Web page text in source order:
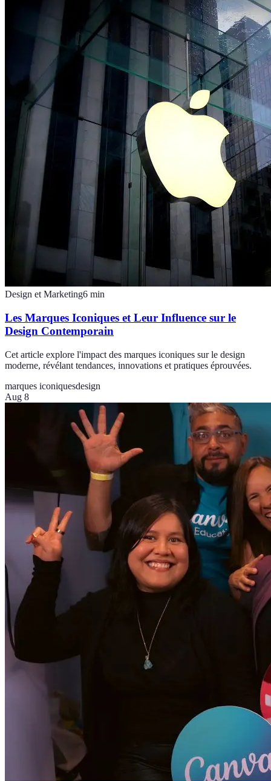
Design et Marketing6 min
Les Marques Iconiques et Leur Influence sur le
Design Contemporain
Cet article explore l'impact des marques iconiques sur le design
moderne, révélant tendances, innovations et pratiques éprouvées.
marques iconiquesdesign
Aug 8